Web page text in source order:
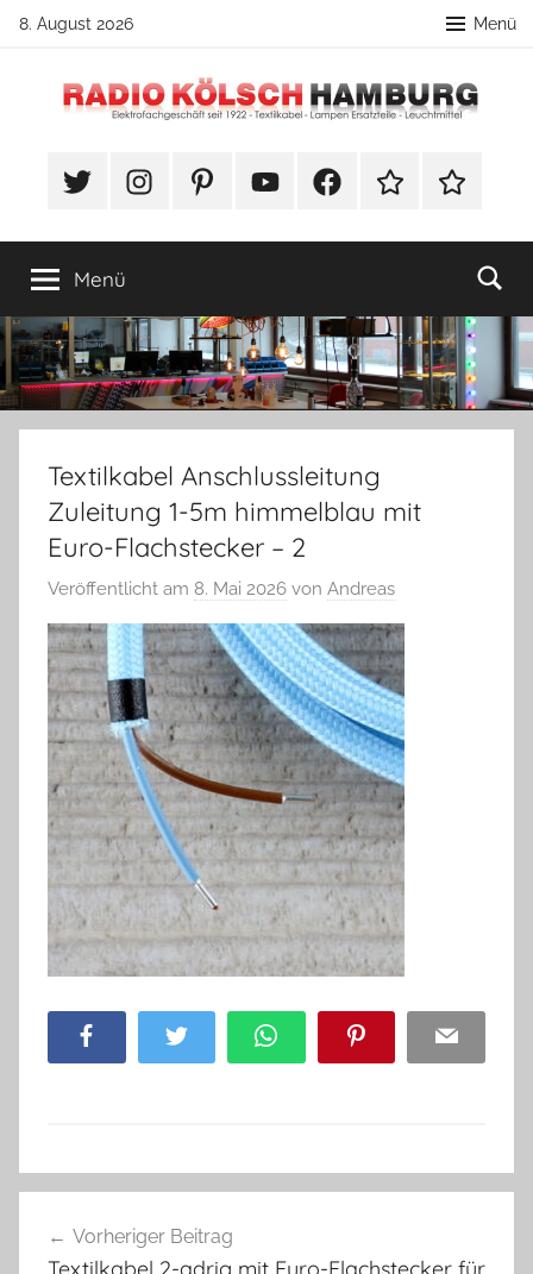
Zum
springen
8. August 2026 Menü
Radio
Hamburg
Lampenbau
#TwitterInstagramPinterestYouTubeFacebookTikTok Webshop
Menü
Textilkabel Anschlussleitung
Zuleitung 1-5m himmelblau mit
Euro-Flachstecker – 2
Veröffentlicht am 8. Mai 2026 von Andreas
Facebook Twitter WhatsApp Pinterest Email
Vorheriger Beitrag